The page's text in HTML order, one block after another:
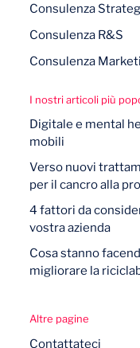
Consulenza
Consulenza R&S
Consulenza
I nostri articoli più
Digitale e mental
mobili
Verso nuovi
per il cancro alla
4 fattori da
vostra azienda
Cosa stanno
migliorare la
Altre pagine
Contattateci